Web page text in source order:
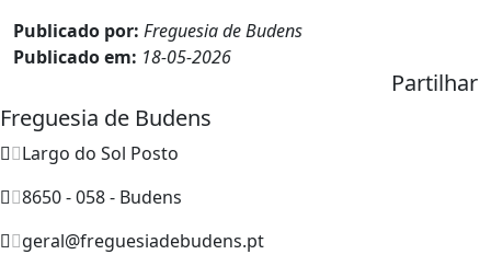
Publicado por: Freguesia de Budens
Publicado em: 18-05-2026
Partilhar
Freguesia de Budens
Largo do Sol Posto
8650 - 058 - Budens
geral@freguesiadebudens.pt